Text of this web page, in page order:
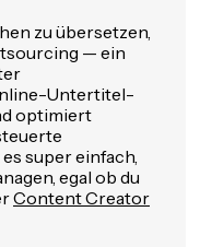
zu übersetzen,
— ein
Untertitel-
optimiert
super einfach,
egal ob du
Content Creator